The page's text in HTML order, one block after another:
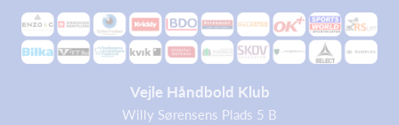
Vejle Håndbold Klub
Willy Sørensens Plads 5 B